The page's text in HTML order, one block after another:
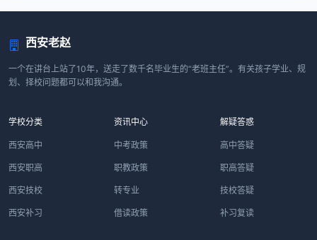
西安老赵
一个在讲台上站了10年，送走了数千名毕业生的“老班主任”。有关孩子学业、规
划、择校问题都可以和我沟通。
学校分类
西安高中
西安职高
西安技校
西安补习
资讯中心
中考政策
职教政策
转专业
借读政策
解疑答惑
高中答疑
职高答疑
技校答疑
补习复读